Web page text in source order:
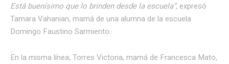
Está buenísimo que lo brinden desde la escuela”, expresó
Tamara Vahanian, mamá de una alumna de la escuela
Domingo Faustino Sarmiento.
En la misma línea, Torres Victoria, mamá de Francesca Mato,